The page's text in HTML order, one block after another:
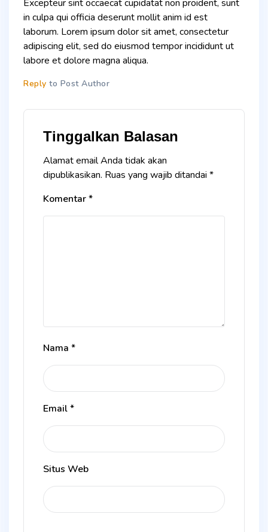
Excepteur sint occaecat cupidatat non proident, sunt
in culpa qui officia deserunt mollit anim id est
laborum. Lorem ipsum dolor sit amet, consectetur
adipiscing elit, sed do eiusmod tempor incididunt ut
labore et dolore magna aliqua.
Reply to Post Author
Tinggalkan Balasan
Alamat email Anda tidak akan
dipublikasikan. Ruas yang wajib ditandai *
Komentar*
Nama *
Email*
Situs Web